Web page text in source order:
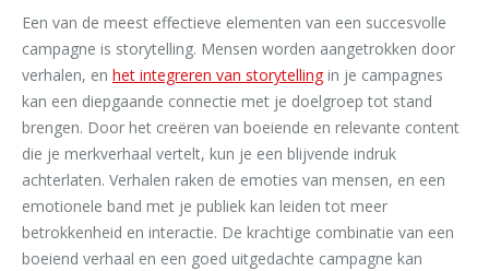
Een van de meest effectieve elementen van een succesvolle
campagne is storytelling. Mensen worden aangetrokken door
verhalen, en het integreren van storytelling in je campagnes
kan een diepgaande connectie met je doelgroep tot stand
brengen. Door het creëren van boeiende en relevante content
die je merkverhaal vertelt, kun je een blijvende indruk
achterlaten. Verhalen raken de emoties van mensen, en een
emotionele band met je publiek kan leiden tot meer
betrokkenheid en interactie. De krachtige combinatie van een
boeiend verhaal en een goed uitgedachte campagne kan